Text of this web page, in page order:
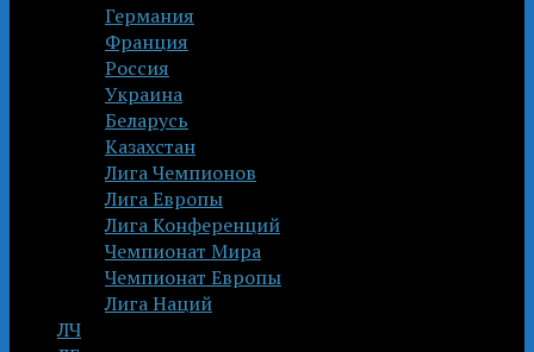
Германия
Франция
Россия
Украина
Беларусь
Казахстан
Лига Чемпионов
Лига Европы
Лига Конференций
Чемпионат Мира
Чемпионат Европы
Лига Наций
ЛЧ